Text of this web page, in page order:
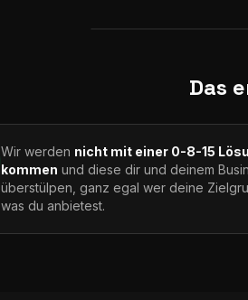
Das
Wir werden nicht mit einer 0-8-15
kommen und diese dir und deinem
überstülpen, ganz egal wer deine
was du anbietest.